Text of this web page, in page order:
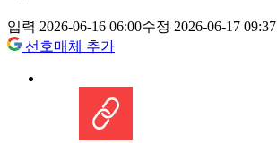
입력 2026-06-16 06:00수정 2026-06-17 09:37
선호매체 추가